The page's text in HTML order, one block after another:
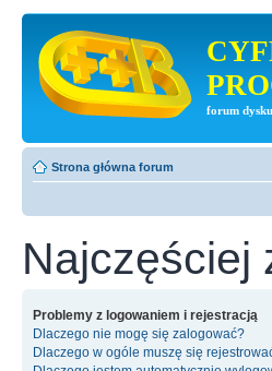
forum
Strona główna forum
Najczęściej
Problemy z logowaniem i rejestracją
Dlaczego nie mogę się zalogować?
Dlaczego w ogóle muszę się